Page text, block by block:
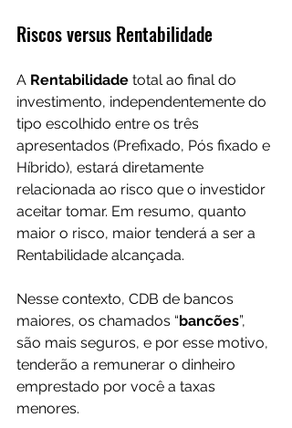
Riscos versus Rentabilidade
A Rentabilidade total ao final do
investimento, independentemente do
tipo escolhido entre os três
apresentados (Prefixado, Pós fixado e
Híbrido), estará diretamente
relacionada ao risco que o investidor
aceitar tomar. Em resumo, quanto
maior o risco, maior tenderá a ser a
Rentabilidade alcançada.
Nesse contexto, CDB de bancos
maiores, os chamados “bancões”,
são mais seguros, e por esse motivo,
tenderão a remunerar o dinheiro
emprestado por você a taxas
menores.